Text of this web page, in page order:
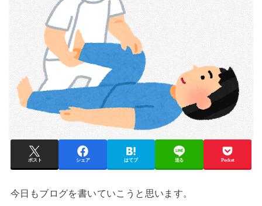
ポスト シェア はてブ 送る Pocket
今日もブログを書いていこうと思います。